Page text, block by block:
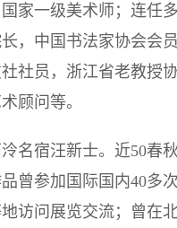
家一级美术师；连任
，中国书法家协会会
社员，浙江省老教授
顾问等。
名宿汪新士。近50春
曾参加国际国内40多
访问展览交流；曾在